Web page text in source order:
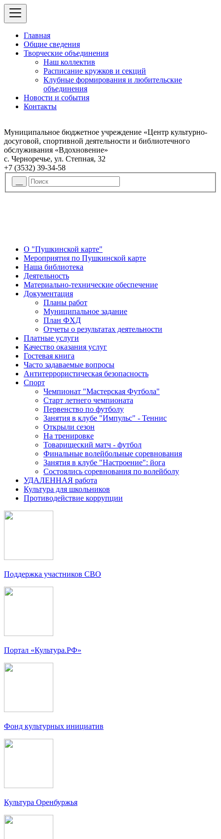
Главная
Общие сведения
Творческие объединения
Наш коллектив
Расписание кружков и секций
Клубные формирования и любительские
объединения
Новости и события
Контакты
Муниципальное бюджетное учреждение «Центр культурно-
досуговой, спортивной деятельности и библиотечного
обслуживания «Вдохновение»
с. Черноречье, ул. Степная, 32
+7 (3532) 39-34-58
О "Пушкинской карте"
Мероприятия по Пушкинской карте
Наша библиотека
Деятельность
Материально-технические обеспечение
Документация
Планы работ
Муниципальное задание
План ФХД
Отчеты о результатах деятельности
Платные услуги
Качество оказания услуг
Гостевая книга
Часто задаваемые вопросы
Антитеррористическая безопасность
Спорт
Чемпионат "Мастерская Футбола"
Старт летнего чемпионата
Первенство по футболу
Занятия в клубе "Импульс" - Теннис
Открыли сезон
На тренировке
Товарищеский матч - футбол
Финальные волейбольные соревнования
Занятия в клубе "Настроение": йога
Состоялись соревнования по волейболу
УДАЛЕННАЯ работа
Культура для школьников
Противодействие коррупции
Поддержка участников СВО
Портал «Культура.РФ»
Фонд культурных инициатив
Культура Оренбуржья